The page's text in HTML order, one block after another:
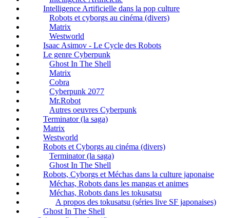
Intelligence Artificielle dans la pop culture
Robots et cyborgs au cinéma (divers)
Matrix
Westworld
Isaac Asimov - Le Cycle des Robots
Le genre Cyberpunk
Ghost In The Shell
Matrix
Cobra
Cyberpunk 2077
Mr.Robot
Autres oeuvres Cyberpunk
Terminator (la saga)
Matrix
Westworld
Robots et Cyborgs au cinéma (divers)
Terminator (la saga)
Ghost In The Shell
Robots, Cyborgs et Méchas dans la culture japonaise
Méchas, Robots dans les mangas et animes
Méchas, Robots dans les tokusatsu
A propos des tokusatsu (séries live SF japonaises)
Ghost In The Shell